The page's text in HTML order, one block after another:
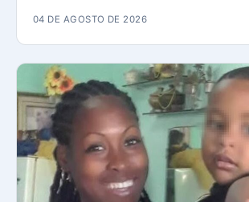
04 DE AGOSTO DE 2026